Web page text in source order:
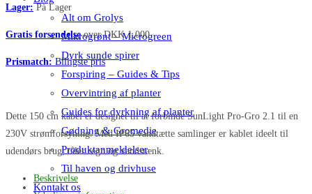
Alt om Grolys
Mikrogrønt – Microgreen
Dyrk sunde spirer
Forspiring – Guides & Tips
Overvintring af planter
Guides for dyrkning af planter
Gødning & Gromedie
Produktanmeldelser
Til haven og drivhuse
Kontakt os
Stik
Pro-
Gro
Lager:På Lager
Gratis forsendelseover DKK 1,000
Prismatch:Billigste pris
Dette 150 cm kabel er designet til at forbinde SunLight Pro-Gro 2.1 til en
230V strømforsyning. Med IP65 vandtætte samlinger er kablet ideelt til
udendørs brug, tåler regn og vandstænk.
Beskrivelse